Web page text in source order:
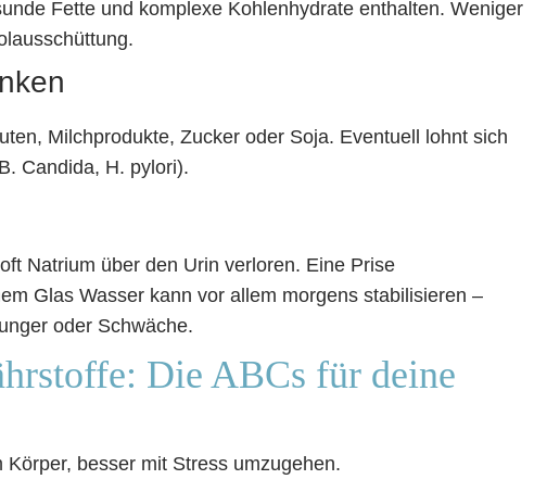
Fette und komplexe Kohlenhydrate enthalten. Weniger
Milchprodukte, Zucker oder Soja. Eventuell lohnt sich
Candida, H. pylori).
Natrium über den Urin verloren. Eine Prise
Glas Wasser kann vor allem morgens stabilisieren –
oder Schwäche.
Die ABCs für deine
Körper, besser mit Stress umzugehen.